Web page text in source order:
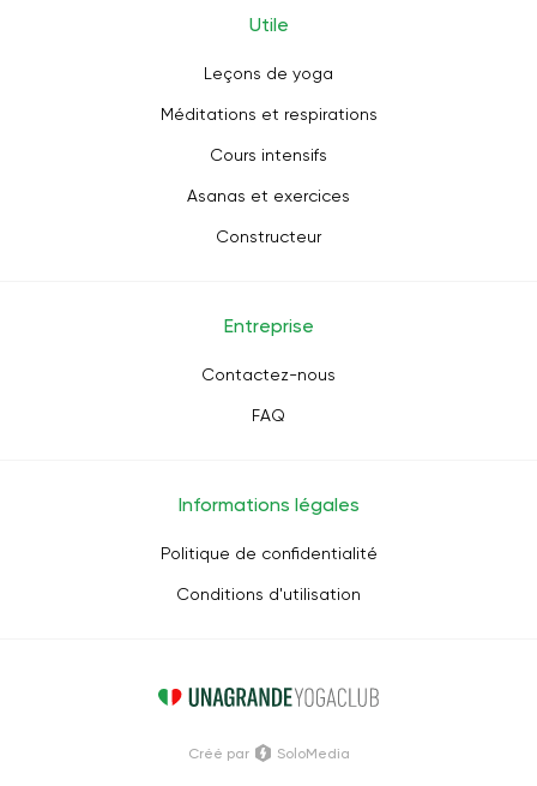
Utile
Leçons de yoga
Méditations et respirations
Cours intensifs
Asanas et exercices
Constructeur
Entreprise
Contactez-nous
FAQ
Informations légales
Politique de confidentialité
Conditions d'utilisation
Créé par SoloMedia